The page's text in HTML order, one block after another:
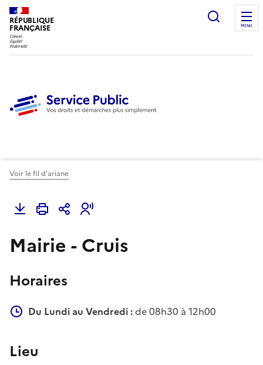
RÉPUBLIQUE
FRANÇAISE
Ouvrir
MENU
Voir le fil d'ariane
Mairie - Cruis
Horaires
Du Lundi au Vendredi :de 08h30 à 12h00
Lieu